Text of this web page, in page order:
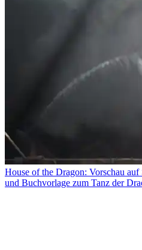
House of the Dragon: Vorschau
und Buchvorlage zum Tanz der